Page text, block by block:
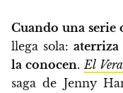
Cuando una
llega sola: aterriza
la conocen. El
saga de Jenny